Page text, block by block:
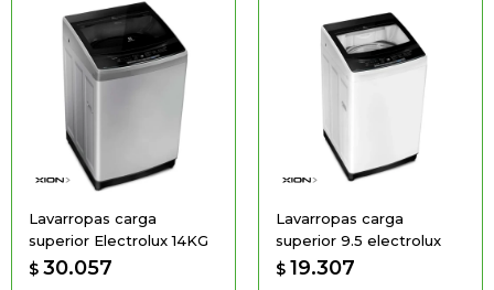
Lavarropas carga
superior Electrolux 14KG
$ 30.057
Lavarropas carga
superior 9.5 electrolux
$ 19.307